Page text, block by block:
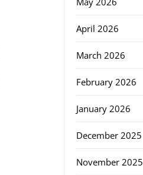
April 2026
March 2026
February 2026
January 2026
December 2025
November 2025